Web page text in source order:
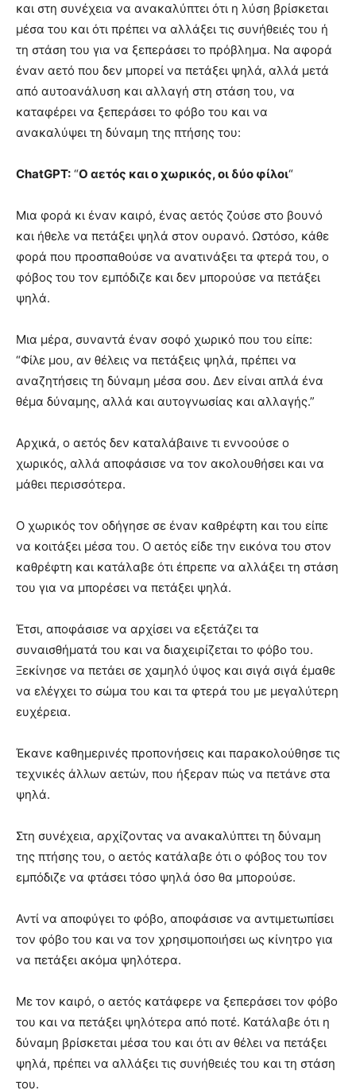
και στη συνέχεια να ανακαλύπτει ότι η λύση βρίσκεται
μέσα του και ότι πρέπει να αλλάξει τις συνήθειές του ή
τη στάση του για να ξεπεράσει το πρόβλημα. Να αφορά
έναν αετό που δεν μπορεί να πετάξει ψηλά, αλλά μετά
από αυτοανάλυση και αλλαγή στη στάση του, να
καταφέρει να ξεπεράσει το φόβο του και να
ανακαλύψει τη δύναμη της πτήσης του:
ChatGPT: “Ο αετός και ο χωρικός, οι δύο φίλοι“
Μια φορά κι έναν καιρό, ένας αετός ζούσε στο βουνό
και ήθελε να πετάξει ψηλά στον ουρανό. Ωστόσο, κάθε
φορά που προσπαθούσε να ανατινάξει τα φτερά του, ο
φόβος του τον εμπόδιζε και δεν μπορούσε να πετάξει
ψηλά.
Μια μέρα, συναντά έναν σοφό χωρικό που του είπε:
“Φίλε μου, αν θέλεις να πετάξεις ψηλά, πρέπει να
αναζητήσεις τη δύναμη μέσα σου. Δεν είναι απλά ένα
θέμα δύναμης, αλλά και αυτογνωσίας και αλλαγής.”
Αρχικά, ο αετός δεν καταλάβαινε τι εννοούσε ο
χωρικός, αλλά αποφάσισε να τον ακολουθήσει και να
μάθει περισσότερα.
Ο χωρικός τον οδήγησε σε έναν καθρέφτη και του είπε
να κοιτάξει μέσα του. Ο αετός είδε την εικόνα του στον
καθρέφτη και κατάλαβε ότι έπρεπε να αλλάξει τη στάση
του για να μπορέσει να πετάξει ψηλά.
Έτσι, αποφάσισε να αρχίσει να εξετάζει τα
συναισθήματά του και να διαχειρίζεται το φόβο του.
Ξεκίνησε να πετάει σε χαμηλό ύψος και σιγά σιγά έμαθε
να ελέγχει το σώμα του και τα φτερά του με μεγαλύτερη
ευχέρεια.
Έκανε καθημερινές προπονήσεις και παρακολούθησε τις
τεχνικές άλλων αετών, που ήξεραν πώς να πετάνε στα
ψηλά.
Στη συνέχεια, αρχίζοντας να ανακαλύπτει τη δύναμη
της πτήσης του, ο αετός κατάλαβε ότι ο φόβος του τον
εμπόδιζε να φτάσει τόσο ψηλά όσο θα μπορούσε.
Αντί να αποφύγει το φόβο, αποφάσισε να αντιμετωπίσει
τον φόβο του και να τον χρησιμοποιήσει ως κίνητρο για
να πετάξει ακόμα ψηλότερα.
Με τον καιρό, ο αετός κατάφερε να ξεπεράσει τον φόβο
του και να πετάξει ψηλότερα από ποτέ. Κατάλαβε ότι η
δύναμη βρίσκεται μέσα του και ότι αν θέλει να πετάξει
ψηλά, πρέπει να αλλάξει τις συνήθειές του και τη στάση
του.